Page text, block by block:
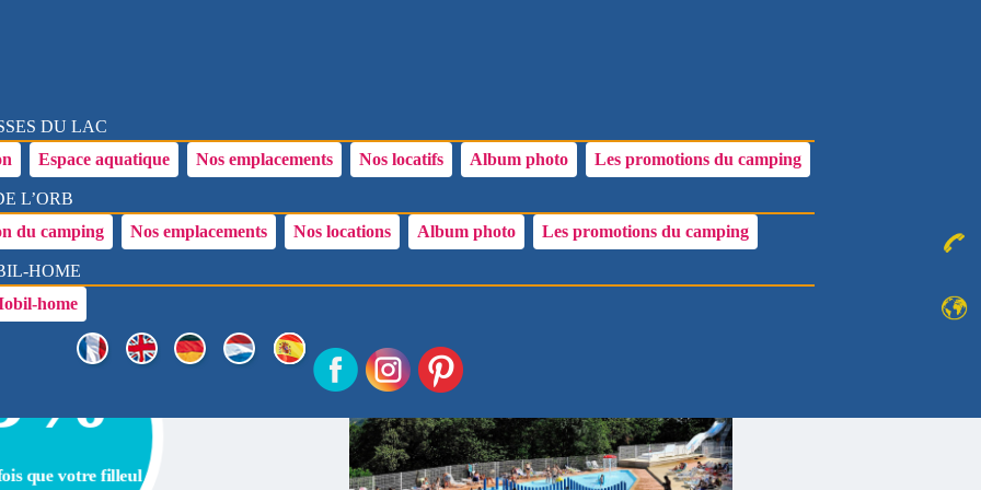
DU LAC
Espace aquatique Nos emplacements Nos locatifs Album photo Les promotions du camping
L’ORB
du camping
Nos emplacements Nos locations Album photo Les promotions du camping
HOME
home
DE PARRAINAGE
que votre filleul